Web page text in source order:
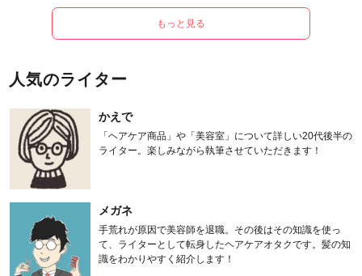
もっと見る
人気のライター
かえで
「ヘアケア商品」や「美容室」について詳しい20代後半の
ライター。楽しみながら執筆させていただきます！
メガネ
手荒れが原因で美容師を退職。その後はその知識を使っ
て、ライターとして転身したヘアケアオタクです。髪の知
識をわかりやすく紹介します！